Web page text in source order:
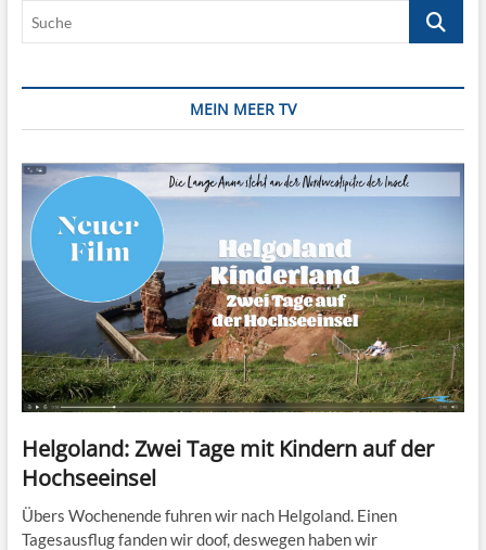
Ausmalen
Suche
MEIN MEER TV
Helgoland: Zwei Tage mit Kindern auf der
Hochseeinsel
Übers Wochenende fuhren wir nach Helgoland. Einen
Tagesausflug fanden wir doof, deswegen haben wir